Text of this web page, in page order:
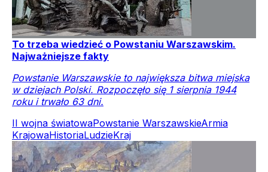
To trzeba wiedzieć o Powstaniu Warszawskim.
Najważniejsze fakty
Powstanie Warszawskie to największa bitwa miejska
w dziejach Polski. Rozpoczęło się 1 sierpnia 1944
roku i trwało 63 dni.
II wojna światowaPowstanie WarszawskieArmia
KrajowaHistoriaLudzieKraj